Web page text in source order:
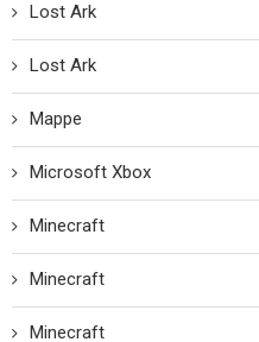
Lost Ark
Lost Ark
Mappe
Microsoft Xbox
Minecraft
Minecraft
Minecraft